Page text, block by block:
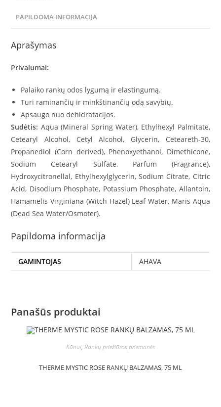
PAPILDOMA INFORMACIJA
Aprašymas
Privalumai:
Palaiko rankų odos lygumą ir elastingumą.
Turi raminančių ir minkštinančių odą savybių.
Apsaugo nuo dehidratacijos.
Sudėtis: Aqua (Mineral Spring Water), Ethylhexyl Palmitate,
Cetearyl Alcohol, Cetyl Alcohol, Glycerin, Ceteareth-30,
Propanediol (Corn derived), Phenoxyethanol, Dimethicone,
Sodium Cetearyl Sulfate, Parfum (Fragrance),
Hydroxycitronellal, Ethylhexylglycerin, Sodium Citrate, Citric
Acid, Disodium Phosphate, Potassium Phosphate, Allantoin,
Hamamelis Virginiana (Witch Hazel) Leaf Water, Maris Aqua
(Dead Sea Water/Osmoter).
Papildoma informacija
GAMINTOJAS AHAVA
Panašūs produktai
Kūnui, Rankų priežiūros priemonės
THERME MYSTIC ROSE RANKŲ BALZAMAS, 75 ML